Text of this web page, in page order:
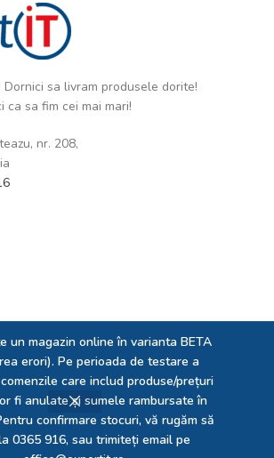
un magazin online în varianta BETA
erori). Pe perioada de testare a
care includ produse/prețuri
fi anulate și sumele rambursate în
confirmare stocuri, vă rugăm să
0365 916, sau trimiteți email pe
sa livram produsele dorite!
ca sa fim cei mai mari!
nr. 208,
deExpert Solution Developer SRL. Dedicați pentru prezența
ta online!